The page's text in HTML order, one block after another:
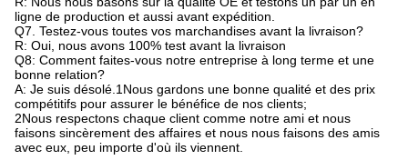
ligne de production et aussi avant expédition.
Q7. Testez-vous toutes vos marchandises avant la livraison?
R: Oui, nous avons 100% test avant la livraison
Q8: Comment faites-vous notre entreprise à long terme et une
bonne relation?
A: Je suis désolé.1Nous gardons une bonne qualité et des prix
compétitifs pour assurer le bénéfice de nos clients;
2Nous respectons chaque client comme notre ami et nous
faisons sincèrement des affaires et nous nous faisons des amis
avec eux, peu importe d'où ils viennent.